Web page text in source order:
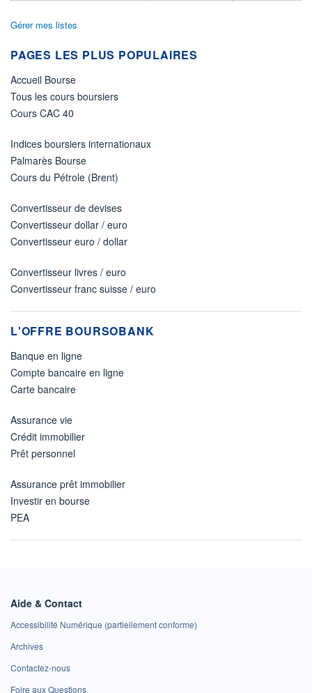
Gérer mes listes
PAGES LES PLUS POPULAIRES
Accueil Bourse
Tous les cours boursiers
Cours CAC 40
Indices boursiers internationaux
Palmarès Bourse
Cours du Pétrole (Brent)
Convertisseur de devises
Convertisseur dollar / euro
Convertisseur euro / dollar
Convertisseur livres / euro
Convertisseur franc suisse / euro
L'OFFRE BOURSOBANK
Banque en ligne
Compte bancaire en ligne
Carte bancaire
Assurance vie
Crédit immobilier
Prêt personnel
Assurance prêt immobilier
Investir en bourse
PEA
Aide & Contact
Accessibilité Numérique (partiellement conforme)
Archives
Contactez-nous
Foire aux Questions